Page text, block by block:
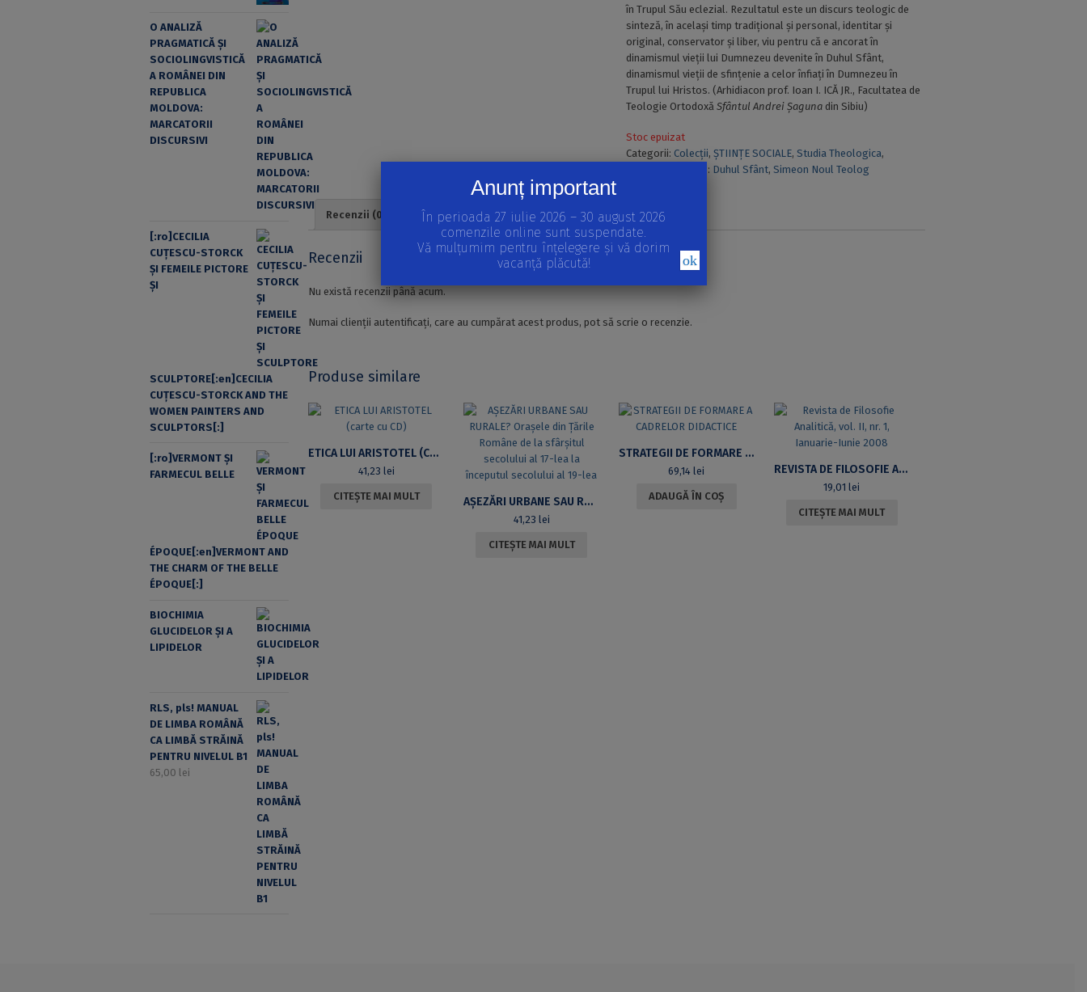
în Trupul Său eclezial. Rezultatul este un discurs teologic de
sinteză, în același timp tradițional și personal, identitar și
original, conservator și liber, viu pentru că e ancorat în
dinamismul vieții lui Dumnezeu devenite în Duhul Sfânt,
dinamismul vieții de sfințenie a celor înfiați în Dumnezeu în
Trupul lui Hristos. (Arhidiacon prof. Ioan I. ICĂ JR., Facultatea de
Teologie OrtodoxăSfântul Andrei Șaguna din Sibiu)
Stoc epuizat
Categorii:Colecții,ȘTIINȚE SOCIALE,Studia Theologica,
Etichete: Duhul Sfânt,Simeon Noul Teolog
Recenzii (0)
Recenzii
Nu există recenzii până acum.
Numai clienții autentificați, care au cumpărat acest produs, pot să scrie o recenzie.
Produse similare
ETICA LUI ARISTOTEL (CARTE CU CD)
41,23 lei
CITEȘTE MAI MULT AȘEZĂRI URBANE SAU RURALE? ORAȘELE DIN ȚĂRILE ROMÂNE DE LA SFÂRȘITUL SECOLULUI AL 17-LEA LA ÎNCEPUTUL SECOLULUI AL 19-LEA
41,23 lei
CITEȘTE MAI MULT
STRATEGII DE FORMARE A CADRELOR DIDACTICE
69,14lei
ADAUGĂ ÎN COȘ
REVISTA DE FILOSOFIE ANALITICĂ, VOL. II, NR. 1, IANUARIE-IUNIE 2008
19,01lei
CITEȘTE MAI MULT
O ANALIZĂ
PRAGMATICĂ ȘI
SOCIOLINGVISTICĂ
A ROMÂNEI DIN
REPUBLICA
MOLDOVA:
MARCATORII
DISCURSIVI
[:ro]CECILIA
CUŢESCU-STORCK
ŞI FEMEILE PICTORE
ŞI
SCULPTORE[:en]CECILIA
CUŢESCU-STORCK AND THE
WOMEN PAINTERS AND
SCULPTORS[:]
[:ro]VERMONT ȘI
FARMECUL BELLE
ÉPOQUE[:en]VERMONT AND
THE CHARM OF THE BELLE
ÉPOQUE[:]
BIOCHIMIA
GLUCIDELOR ȘI A
LIPIDELOR
RLS, pls! MANUAL
DE LIMBA ROMÂNĂ
CA LIMBĂ STRĂINĂ
PENTRU NIVELUL B1
65,00 lei
Anunț important
În perioada 27 iulie 2026 – 30 august 2026
comenzile online sunt suspendate.
Vă mulțumim pentru înțelegere și vă dorim
vacanță plăcută!
ok